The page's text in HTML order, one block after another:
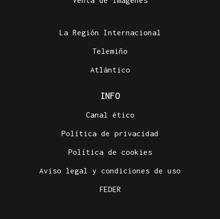
La Región Internacional
Telemiño
Atlántico
INFO
Canal ético
Política de privacidad
Política de cookies
Aviso legal y condiciones de uso
FEDER